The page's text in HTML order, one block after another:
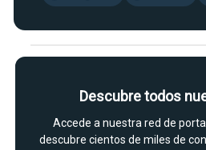
Descubre todos
Accede a nuestra red de
descubre cientos de miles de